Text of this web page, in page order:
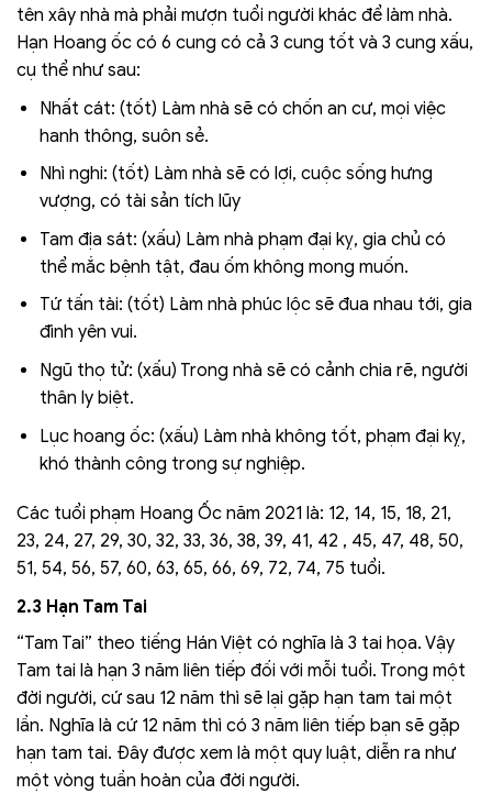
tên xây nhà mà phải mượn tuổi người khác để làm nhà.
Hạn Hoang ốc có 6 cung có cả 3 cung tốt và 3 cung xấu,
cụ thể như sau:
Nhất cát: (tốt) Làm nhà sẽ có chốn an cư, mọi việc
hanh thông, suôn sẻ.
Nhì nghi: (tốt) Làm nhà sẽ có lợi, cuộc sống hưng
vượng, có tài sản tích lũy
Tam địa sát: (xấu) Làm nhà phạm đại kỵ, gia chủ có
thể mắc bệnh tật, đau ốm không mong muốn.
Tứ tấn tài: (tốt) Làm nhà phúc lộc sẽ đua nhau tới, gia
đình yên vui.
Ngũ thọ tử: (xấu) Trong nhà sẽ có cảnh chia rẽ, người
thân ly biệt.
Lục hoang ốc: (xấu) Làm nhà không tốt, phạm đại kỵ,
khó thành công trong sự nghiệp.
Các tuổi phạm Hoang Ốc năm 2021 là: 12, 14, 15, 18, 21,
23, 24, 27, 29, 30, 32, 33, 36, 38, 39, 41, 42 , 45, 47, 48, 50,
51, 54, 56, 57, 60, 63, 65, 66, 69, 72, 74, 75 tuổi.
2.3 Hạn Tam Tai
“Tam Tai” theo tiếng Hán Việt có nghĩa là 3 tai họa. Vậy
Tam tai là hạn 3 năm liên tiếp đối với mỗi tuổi. Trong một
đời người, cứ sau 12 năm thì sẽ lại gặp hạn tam tai một
lần. Nghĩa là cứ 12 năm thì có 3 năm liên tiếp bạn sẽ gặp
hạn tam tai. Đây được xem là một quy luật, diễn ra như
một vòng tuần hoàn của đời người.